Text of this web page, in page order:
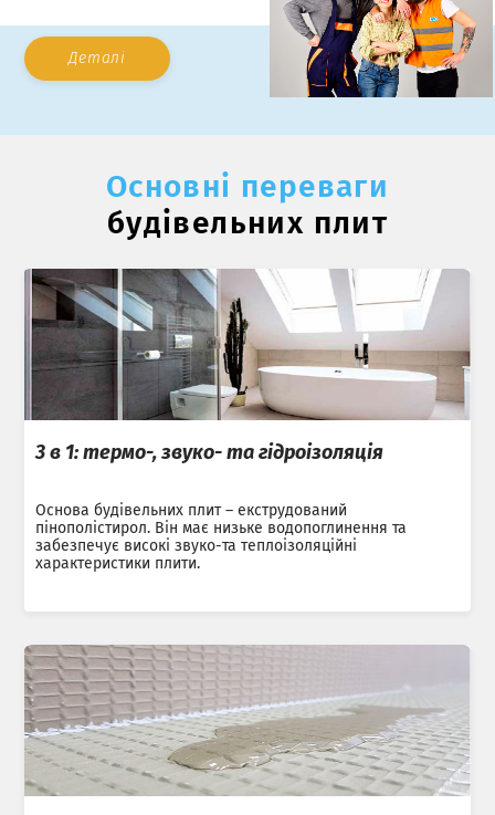
Деталі
Основні переваги
будівельних плит
3 в 1: термо-, звуко- та гідроізоляція
Основа будівельних плит – екструдований
пінополістирол. Він має низьке водопоглинення та
забезпечує високі звуко-та теплоізоляційні
характеристики плити.